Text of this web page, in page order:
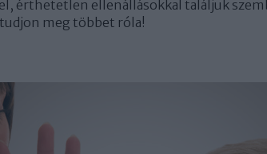
érthetetlen ellenállásokkal találjuk
meg többet róla!